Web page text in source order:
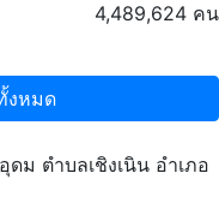
4,489,624 คน
งหมด
ม ตำบลเชิงเนิน อำเภอ